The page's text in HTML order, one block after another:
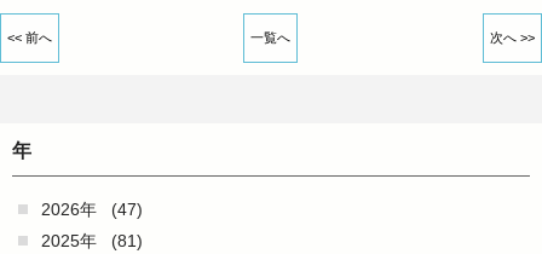
<< 前へ 一覧へ 次へ >>
年
2026年
(47)
2025年
(81)